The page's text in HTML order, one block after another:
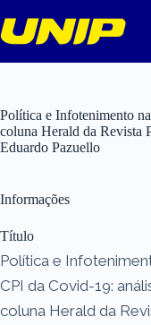
para
o
Política e Infotenimento
coluna Herald da Revista
Eduardo Pazuello
Informações
Título
Política e
CPI da Covid-19:
coluna Herald da